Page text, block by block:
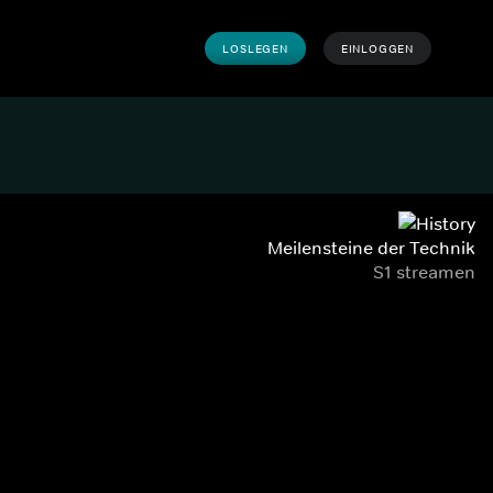
LOSLEGEN EINLOGGEN
Meilensteine der Technik
S1 streamen